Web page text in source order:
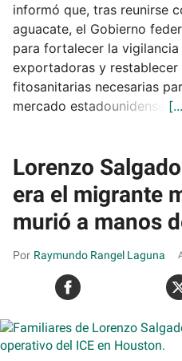
informó que, tras reunirse
aguacate, el Gobierno
para fortalecer la vigilancia
exportadoras y restablecer
fitosanitarias necesarias
mercado estadounidense.
Lorenzo
era el migrante
murió a manos
Raymundo Rangel Laguna